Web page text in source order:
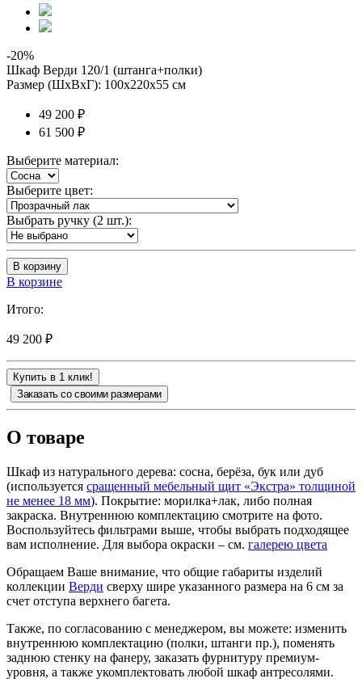
-20%
Шкаф Верди 120/1 (штанга+полки)
Размер (ШхВхГ): 100х220х55 см
49 200 ₽
61 500 ₽
Выберите материал:
Выберите цвет:
Выбрать ручку (2 шт.):
В корзину
В корзине
Итого:
49 200 ₽
Купить в 1 клик!
Заказать со своими размерами
О товаре
Шкаф из натурального дерева: сосна, берёза, бук или дуб
(используется сращенный мебельный щит «Экстра» толщиной
не менее 18 мм). Покрытие: морилка+лак, либо полная
закраска. Внутреннюю комплектацию смотрите на фото.
Воспользуйтесь фильтрами выше, чтобы выбрать подходящее
вам исполнение. Для выбора окраски – см. галерею цвета
Обращаем Ваше внимание, что общие габариты изделий
коллекции Верди сверху шире указанного размера на 6 см за
счет отступа верхнего багета.
Также, по согласованию с менеджером, вы можете: изменить
внутреннюю комплектацию (полки, штанги пр.), поменять
заднюю стенку на фанеру, заказать фурнитуру премиум-
уровня, а также укомплектовать любой шкаф антресолями.